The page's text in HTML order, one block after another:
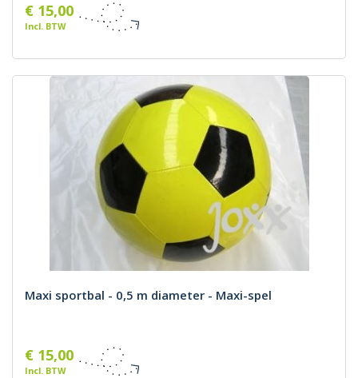
€ 15,00
Incl. BTW
Maxi sportbal - 0,5 m diameter - Maxi-spel
€ 15,00
Incl. BTW